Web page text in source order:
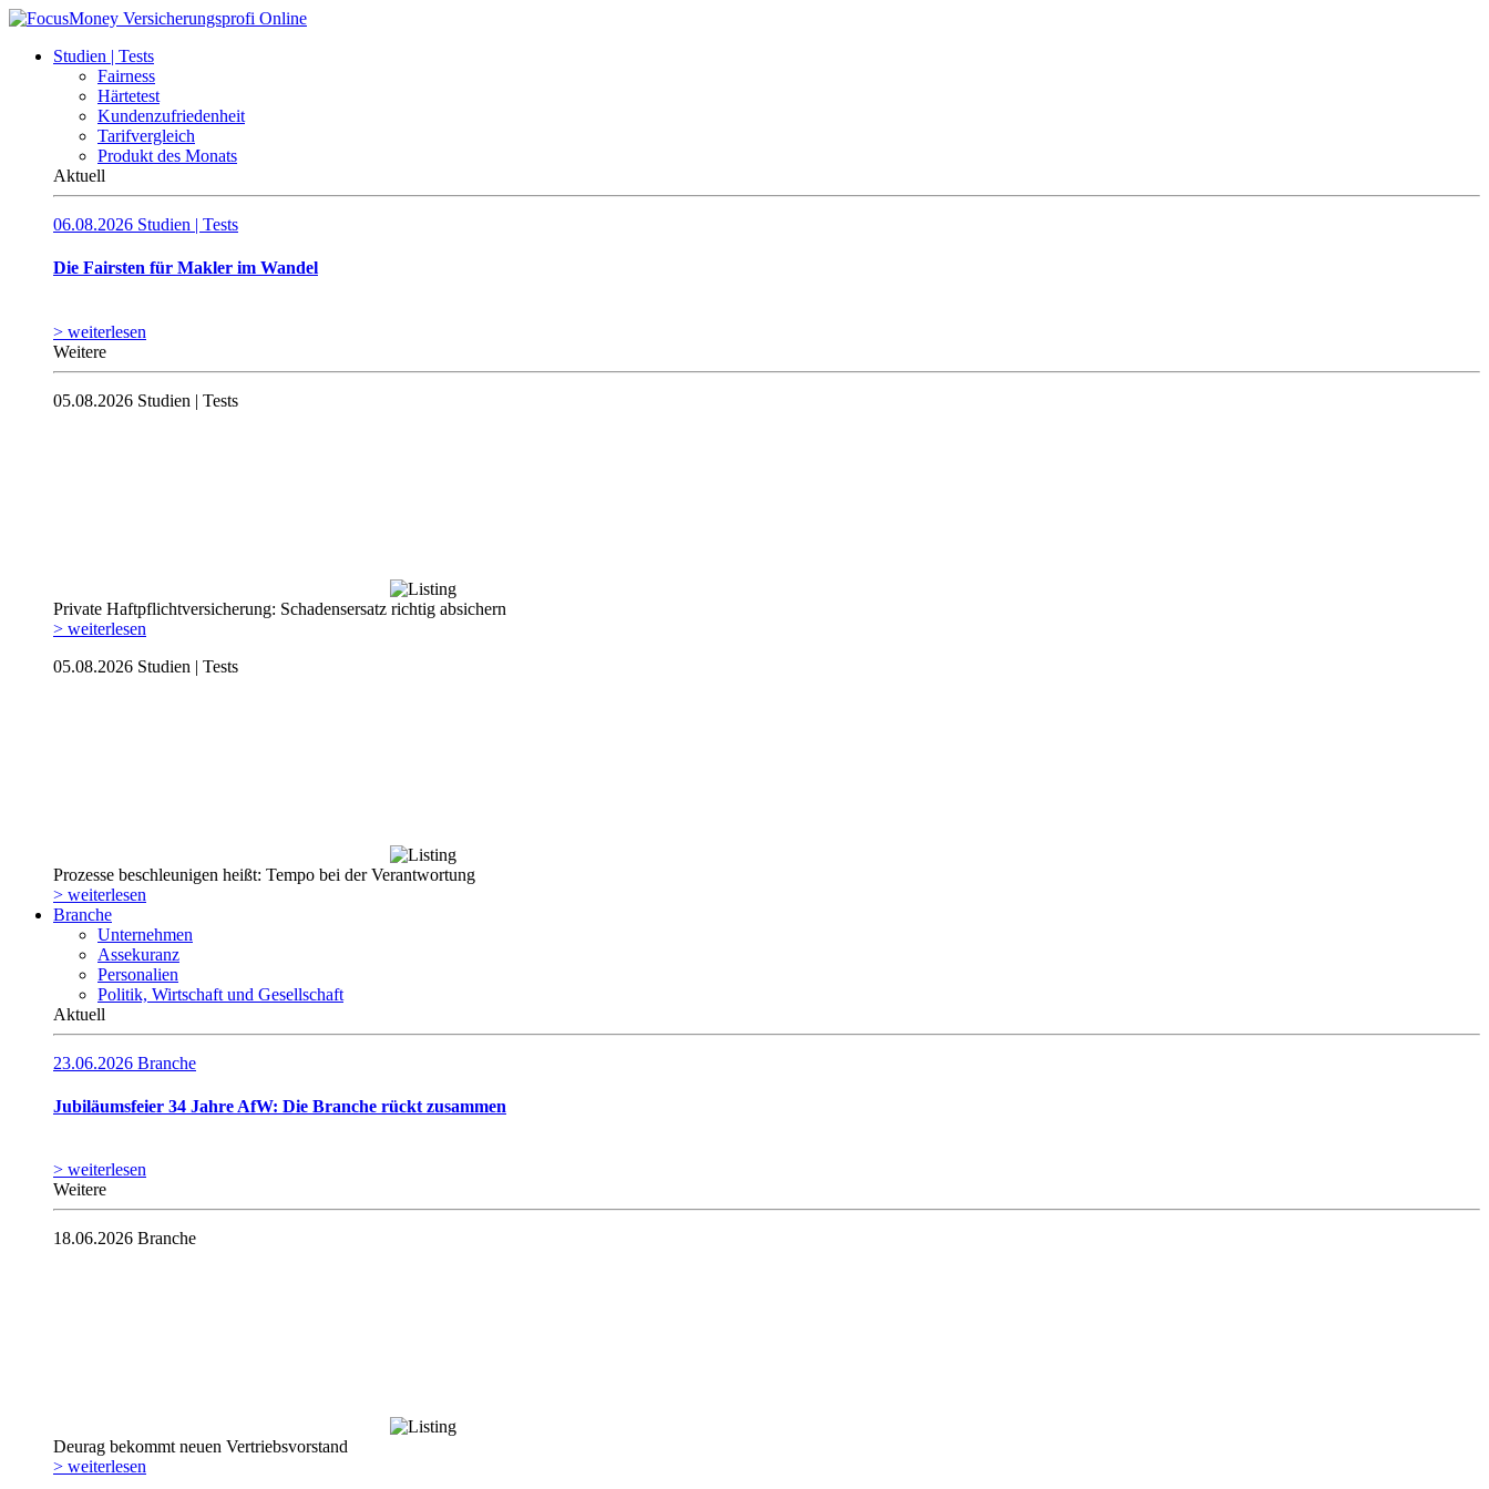
Studien | Tests
Fairness
Härtetest
Kundenzufriedenheit
Tarifvergleich
Produkt des Monats
Aktuell
06.08.2026 Studien | Tests
Die Fairsten für Makler im Wandel
> weiterlesen
Weitere
05.08.2026 Studien | Tests
Private Haftpflicht­versicherung: Schadensersatz richtig absichern
> weiterlesen
05.08.2026 Studien | Tests
Prozesse beschleunigen heißt: Tempo bei der Verantwortung
> weiterlesen
Branche
Unternehmen
Assekuranz
Personalien
Politik, Wirtschaft und Gesellschaft
Aktuell
23.06.2026 Branche
Jubiläumsfeier 34 Jahre AfW: Die Branche rückt zusammen
> weiterlesen
Weitere
18.06.2026 Branche
Deurag bekommt neuen Vertriebsvorstand
> weiterlesen